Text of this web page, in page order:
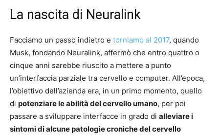
La nascita di Neuralink
Facciamo un passo indietro e torniamo al 2017, quando
Musk, fondando Neuralink, affermò che entro quattro o
cinque anni sarebbe riuscito a mettere a punto
un’interfaccia parziale tra cervello e computer. All’epoca,
l’obiettivo dell’azienda era, in un primo momento, quello
di potenziare le abilità del cervello umano, per poi
passare a sviluppare interfacce in grado di alleviare i
sintomi di alcune patologie croniche del cervello